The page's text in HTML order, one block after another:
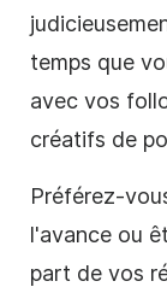
temps que
avec vos
créatifs de
Préférez-
l'avance ou
part de vos